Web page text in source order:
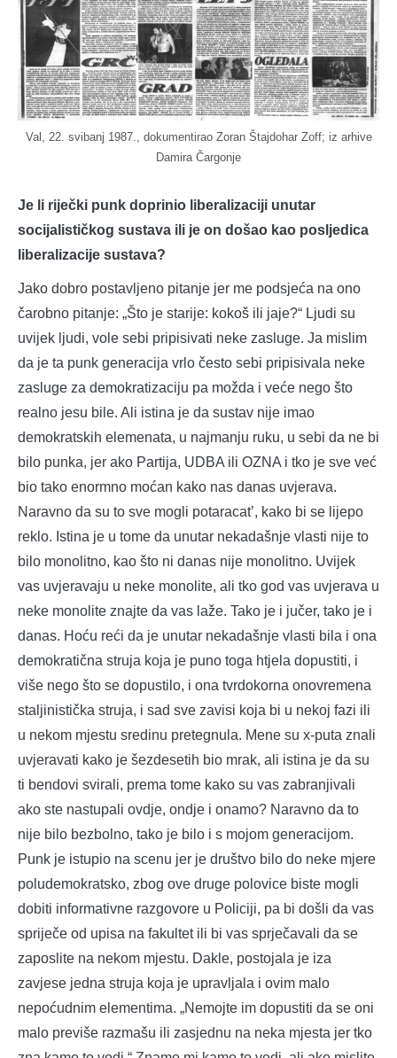
Val, 22. svibanj 1987., dokumentirao Zoran Štajdohar Zoff; iz arhive
Damira Čargonje
Je li riječki punk doprinio liberalizaciji unutar
socijalističkog sustava ili je on došao kao posljedica
liberalizacije sustava?
Jako dobro postavljeno pitanje jer me podsjeća na ono
čarobno pitanje: „Što je starije: kokoš ili jaje?“ Ljudi su
uvijek ljudi, vole sebi pripisivati neke zasluge. Ja mislim
da je ta punk generacija vrlo često sebi pripisivala neke
zasluge za demokratizaciju pa možda i veće nego što
realno jesu bile. Ali istina je da sustav nije imao
demokratskih elemenata, u najmanju ruku, u sebi da ne bi
bilo punka, jer ako Partija, UDBA ili OZNA i tko je sve već
bio tako enormno moćan kako nas danas uvjerava.
Naravno da su to sve mogli potaracat’, kako bi se lijepo
reklo. Istina je u tome da unutar nekadašnje vlasti nije to
bilo monolitno, kao što ni danas nije monolitno. Uvijek
vas uvjeravaju u neke monolite, ali tko god vas uvjerava u
neke monolite znajte da vas laže. Tako je i jučer, tako je i
danas. Hoću reći da je unutar nekadašnje vlasti bila i ona
demokratična struja koja je puno toga htjela dopustiti, i
više nego što se dopustilo, i ona tvrdokorna onovremena
staljinistička struja, i sad sve zavisi koja bi u nekoj fazi ili
u nekom mjestu sredinu pretegnula. Mene su x-puta znali
uvjeravati kako je šezdesetih bio mrak, ali istina je da su
ti bendovi svirali, prema tome kako su vas zabranjivali
ako ste nastupali ovdje, ondje i onamo? Naravno da to
nije bilo bezbolno, tako je bilo i s mojom generacijom.
Punk je istupio na scenu jer je društvo bilo do neke mjere
poludemokratsko, zbog ove druge polovice biste mogli
dobiti informativne razgovore u Policiji, pa bi došli da vas
spriječe od upisa na fakultet ili bi vas sprječavali da se
zaposlite na nekom mjestu. Dakle, postojala je iza
zavjese jedna struja koja je upravljala i ovim malo
nepoćudnim elementima. „Nemojte im dopustiti da se oni
malo previše razmašu ili zasjednu na neka mjesta jer tko